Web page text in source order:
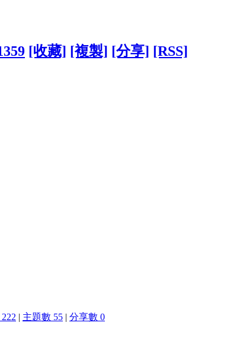
[收藏] [複製] [分享] [RSS]
| 主題數 55 | 分享數 0